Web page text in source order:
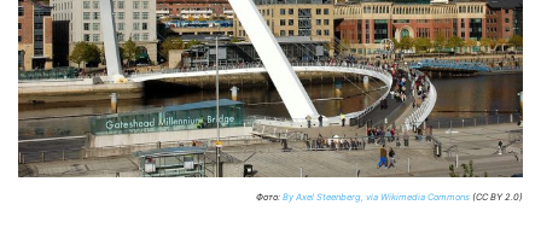
Фото: By Axel Steenberg, via Wikimedia Commons (CC BY 2.0)